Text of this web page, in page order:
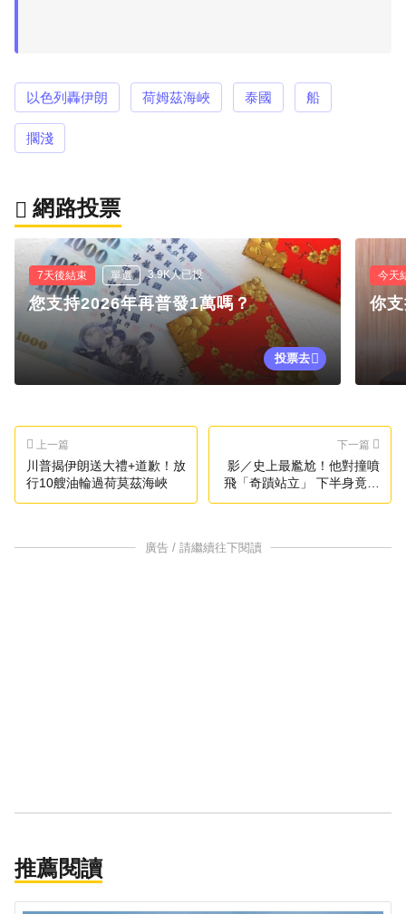
以色列轟伊朗 荷姆茲海峽 泰國 船
擱淺
網路投票
7天後結束 單選 3.9K人已投
您支持2026年再普發1萬嗎？
投票去
今天
你
上一篇
川普揭伊朗送大禮+道歉！放
行10艘油輪過荷莫茲海峽
下一篇
影／史上最尷尬！他對撞噴
飛「奇蹟站立」 下半身竟失
蹤
廣告 / 請繼續往下閱讀
推薦閱讀